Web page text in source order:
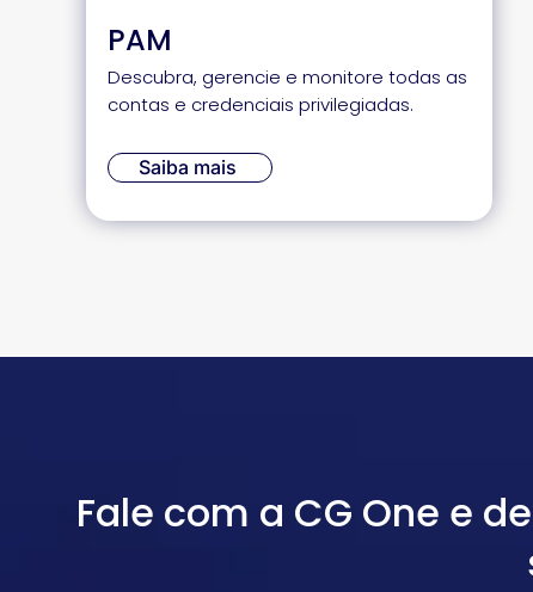
PAM
Descubra, gerencie e monitore todas as
contas e credenciais privilegiadas.
Saiba mais
Fale com a CG One e